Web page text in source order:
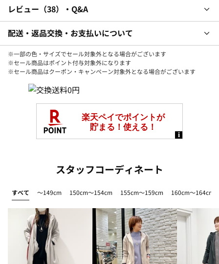
レビュー 38 ・Q&A
配送・返品交換・お支払いについて
※一部の色・サイズでセール対象外となる場合がございます
※セール商品はポイント付与対象外になります
※セール商品はクーポン・キャンペーン対象外となる場合がございます
スタッフコーディネート
すべて ～149cm 150cm～154cm 155cm～159cm 160cm～164cm